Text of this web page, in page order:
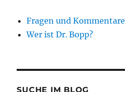
Fragen und Kommentare
Wer ist Dr. Bopp?
SUCHE IM BLOG